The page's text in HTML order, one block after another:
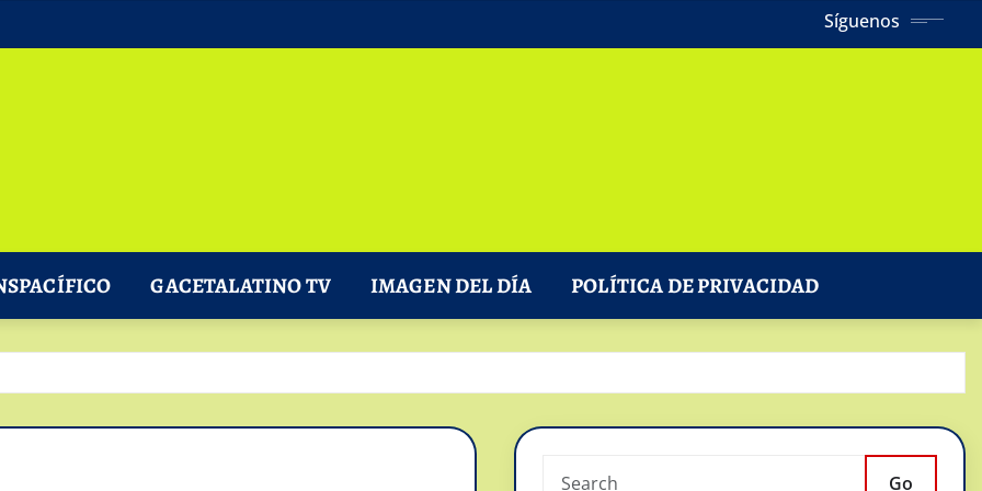
Síguenos
GACETALATINO TV IMAGEN DEL DÍA POLÍTICA DE PRIVACIDAD
Go